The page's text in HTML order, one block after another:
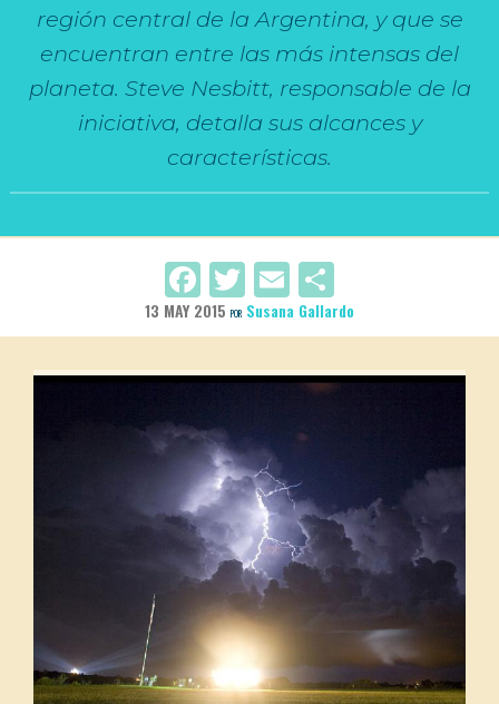
región central de la Argentina, y que se
encuentran entre las más intensas del
planeta. Steve Nesbitt, responsable de la
iniciativa, detalla sus alcances y
características.
Facebook
Twitter
Email
13 MAY 2015 POR Susana Gallardo